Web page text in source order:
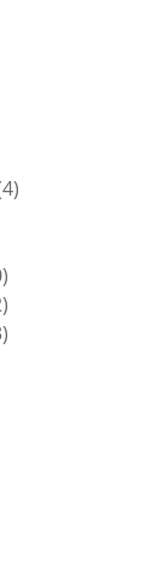
44
10
prodotti
12
prodotti
13